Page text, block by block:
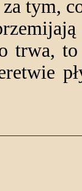
tym,
trwa,